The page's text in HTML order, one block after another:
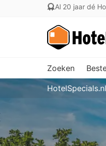
Al 20 jaar dé
Zoeken
HotelSpecials.nl